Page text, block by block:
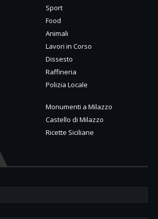
Sport
Food
Animali
Lavori in Corso
Dissesto
Raffineria
Polizia Locale
Monumenti a Milazzo
Castello di Milazzo
Ricette Siciliane